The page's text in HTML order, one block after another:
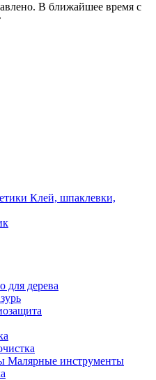
В ближайшее время с
Клей, шпаклевки,
для дерева
Малярные инструменты